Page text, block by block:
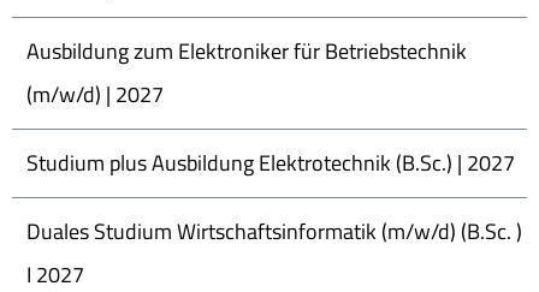
Ausbildung zum Elektroniker für Betriebstechnik
(m/w/d) | 2027
Studium plus Ausbildung Elektrotechnik (B.Sc.) | 2027
Duales Studium Wirtschaftsinformatik (m/w/d) (B.Sc. )
I 2027